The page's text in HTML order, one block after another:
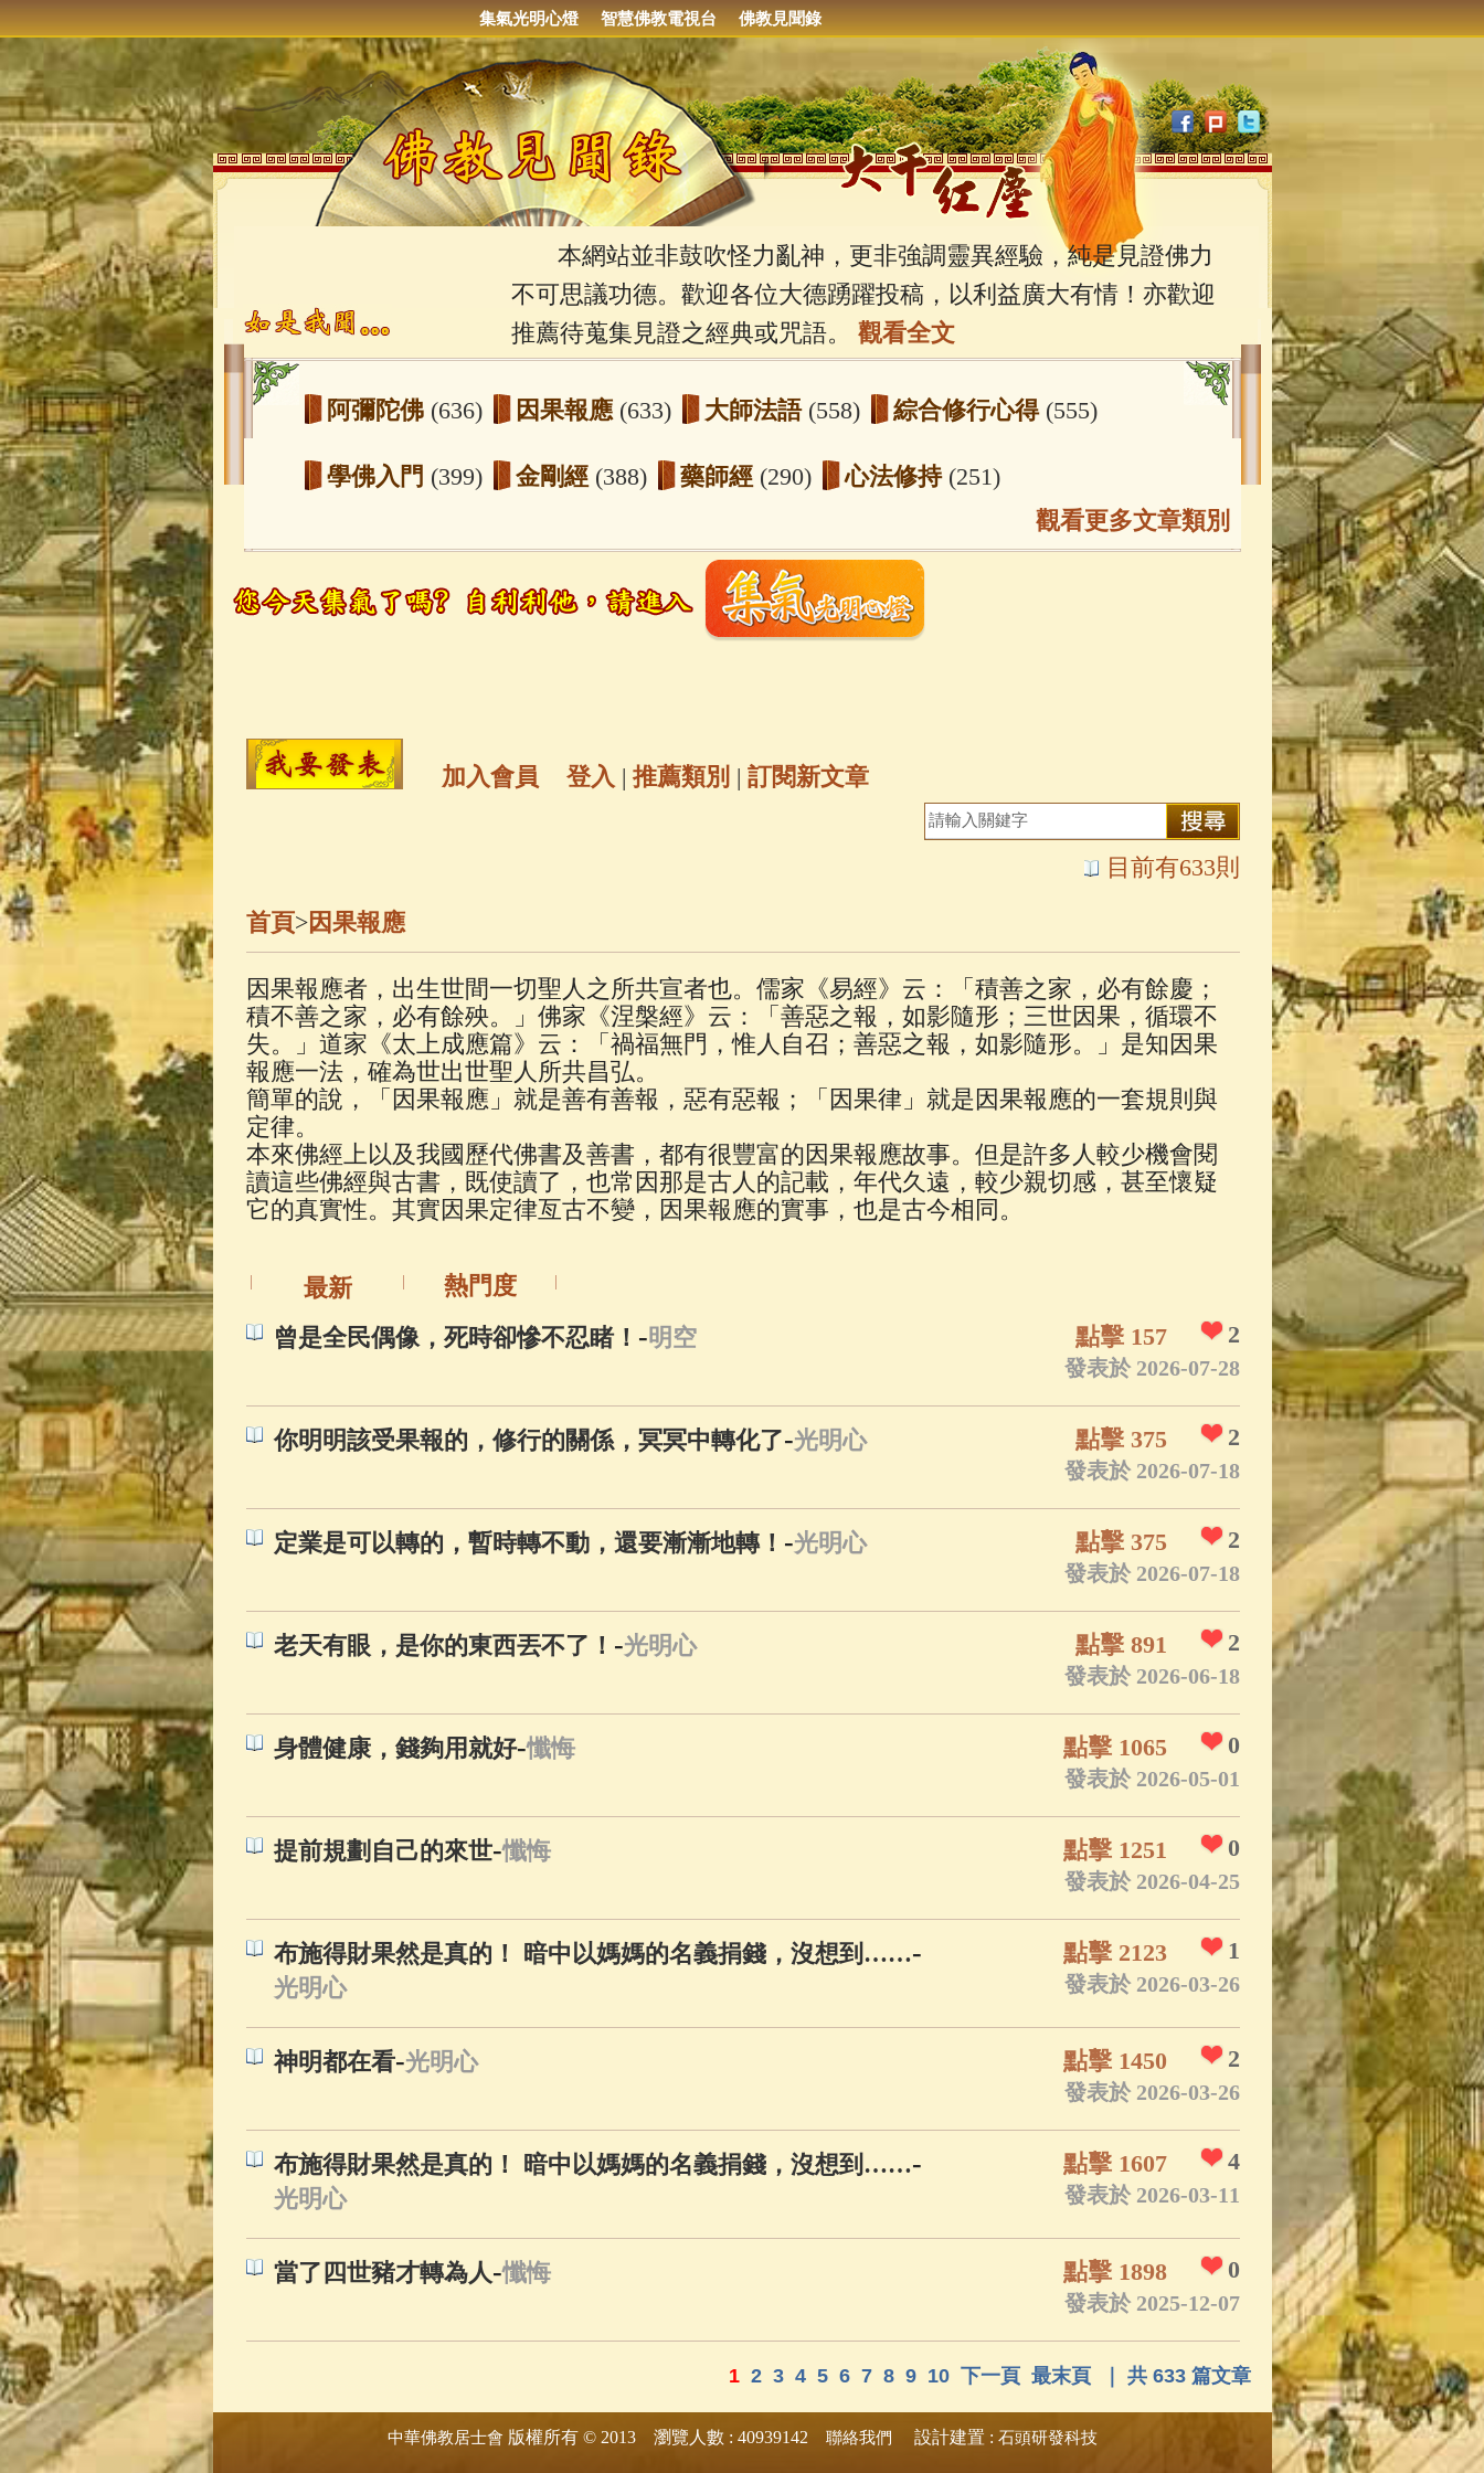
集氣光明心燈 智慧佛教電視台 佛教見聞錄
本網站並非鼓吹怪力亂神，更非強調靈異經驗，純是見證佛力
不可思議功德。歡迎各位大德踴躍投稿，以利益廣大有情！亦歡迎
推薦待蒐集見證之經典或咒語。 觀看全文
阿彌陀佛 (636) 因果報應 (633) 大師法語 (558) 綜合修行心得 (555)
學佛入門 (399) 金剛經 (388) 藥師經 (290) 心法修持 (251)
玉曆寶鈔(236) 地藏經(225) 臨終助念(190) 文殊菩薩(165)
觀世音菩薩 (146) 聖救度佛母(綠度母)(144) 動物念佛往生
金山活佛
六字大明咒(81) 大悲咒(72)
善財童子五十三參
佛典故事(37) 佛說療痔(腫瘤)病經(27) 心經(9) 助念機 App(3)
觀看更多文章類別
加入會員 登入 | 推薦類別 | 訂閱新文章
目前有633則
首頁>因果報應
因果報應者，出生世間一切聖人之所共宣者也。儒家《易經》云：「積善之家，必有餘慶；
積不善之家，必有餘殃。」佛家《涅槃經》云：「善惡之報，如影隨形；三世因果，循環不
失。」道家《太上成應篇》云：「禍福無門，惟人自召；善惡之報，如影隨形。」是知因果
報應一法，確為世出世聖人所共昌弘。
簡單的說，「因果報應」就是善有善報，惡有惡報；「因果律」就是因果報應的一套規則與
定律。
本來佛經上以及我國歷代佛書及善書，都有很豐富的因果報應故事。但是許多人較少機會閱
讀這些佛經與古書，既使讀了，也常因那是古人的記載，年代久遠，較少親切感，甚至懷疑
它的真實性。其實因果定律亙古不變，因果報應的實事，也是古今相同。
最新
熱門度
曾是全民偶像，死時卻慘不忍睹！ -明空 2
點擊 157
發表於 2026-07-28
你明明該受果報的，修行的關係，冥冥中轉化了-光明心 2
點擊 375
發表於 2026-07-18
定業是可以轉的，暫時轉不動，還要漸漸地轉！ -光明心 2
點擊 375
發表於 2026-07-18
老天有眼，是你的東西丟不了！ -光明心 2
點擊 891
發表於 2026-06-18
身體健康，錢夠用就好-懺悔 0
點擊 1065
發表於 2026-05-01
提前規劃自己的來世-懺悔 0
點擊 1251
發表於 2026-04-25
布施得財果然是真的！ 暗中以媽媽的名義捐錢，沒想到……-
光明心
1
點擊 2123
發表於 2026-03-26
神明都在看-光明心 2
點擊 1450
發表於 2026-03-26
布施得財果然是真的！ 暗中以媽媽的名義捐錢，沒想到……-
光明心
4
點擊 1607
發表於 2026-03-11
當了四世豬才轉為人-懺悔 0
點擊 1898
發表於 2025-12-07
1 2 3 4 5 6 7 8 9 10 下一頁 最末頁 ｜ 共 633 篇文章
中華佛教居士會 版權所有 © 2013 瀏覽人數 : 40939142 聯絡我們 設計建置 : 石頭研發科技